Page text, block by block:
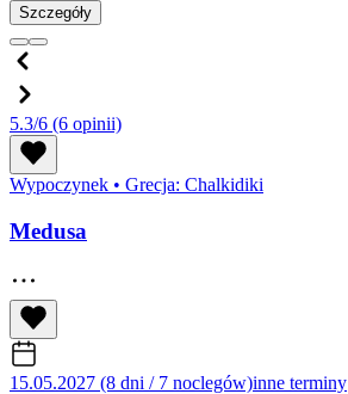
Szczegóły
5.3/6 (6 opinii)
Wypoczynek • Grecja: Chalkidiki
Medusa
15.05.2027 (8 dni / 7 noclegów)inne terminy